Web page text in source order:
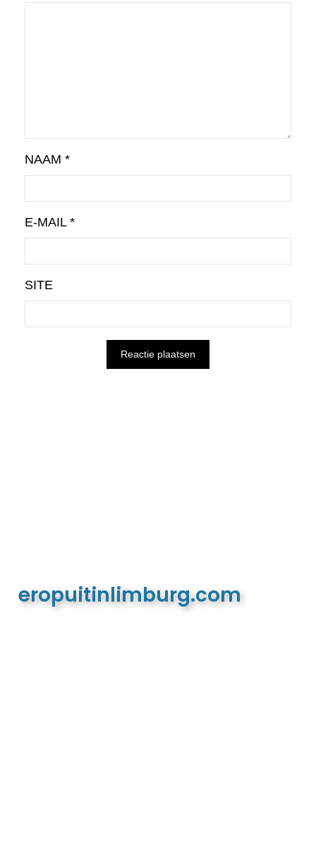
NAAM *
E-MAIL *
SITE
eropuitinlimburg.com